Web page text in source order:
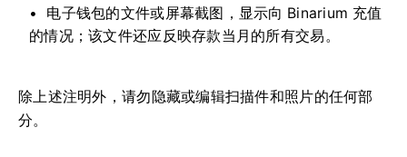
电子钱包的文件或屏幕截图，显示向 Binarium 充值
的情况；该文件还应反映存款当月的所有交易。
除上述注明外，请勿隐藏或编辑扫描件和照片的任何部
分。